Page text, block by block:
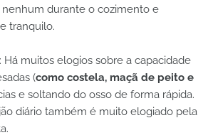
durante o cozimento e
tranquilo.
Há muitos elogios sobre a capacidade
(como costela, maçã de peito e
e soltando do osso de forma rápida.
diário também é muito elogiado pela